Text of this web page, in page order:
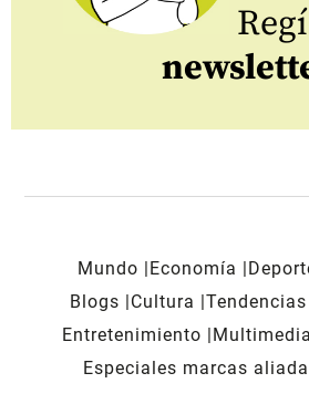
Mundo Economía
Blogs
Cultura Tendencias
Entretenimiento
Multimedia
Especiales marcas